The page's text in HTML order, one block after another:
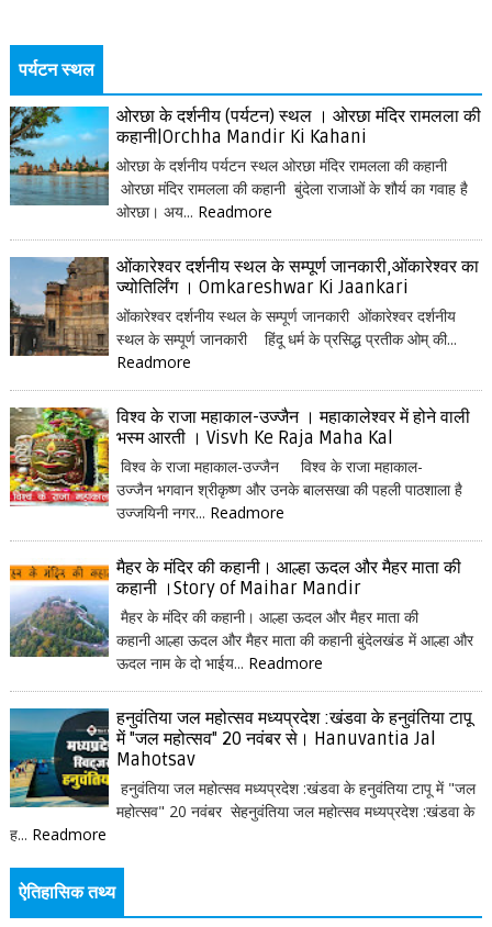
पर्यटन स्थल
ओरछा के दर्शनीय (पर्यटन) स्थल । ओरछा मंदिर रामलला की
कहानी|Orchha Mandir Ki Kahani
ओरछा के दर्शनीय पर्यटन स्थल ओरछा मंदिर रामलला की कहानी
ओरछा मंदिर रामलला की कहानी बुंदेला राजाओं के शौर्य का गवाह है
ओरछा। अय... Readmore
ओंकारेश्वर दर्शनीय स्थल के सम्पूर्ण जानकारी,ओंकारेश्वर का
ज्योतिर्लिंग । Omkareshwar Ki Jaankari
ओंकारेश्वर दर्शनीय स्थल के सम्पूर्ण जानकारी ओंकारेश्वर दर्शनीय
स्थल के सम्पूर्ण जानकारी हिंदू धर्म के प्रसिद्ध प्रतीक ओम् की...
Readmore
विश्व के राजा महाकाल-उज्जैन । महाकालेश्वर में होने वाली
भस्म आरती । Visvh Ke Raja Maha Kal
विश्व के राजा महाकाल-उज्जैन विश्व के राजा महाकाल-
उज्जैन भगवान श्रीकृष्ण और उनके बालसखा की पहली पाठशाला है
उज्जयिनी नगर... Readmore
मैहर के मंदिर की कहानी। आल्हा ऊदल और मैहर माता की
कहानी ।Story of Maihar Mandir
मैहर के मंदिर की कहानी। आल्हा ऊदल और मैहर माता की
कहानी आल्हा ऊदल और मैहर माता की कहानी बुंदेलखंड में आल्हा और
ऊदल नाम के दो भाईय... Readmore
हनुवंतिया जल महोत्सव मध्यप्रदेश :खंडवा के हनुवंतिया टापू
में "जल महोत्सव" 20 नवंबर से। Hanuvantia Jal
Mahotsav
हनुवंतिया जल महोत्सव मध्यप्रदेश :खंडवा के हनुवंतिया टापू में "जल
महोत्सव" 20 नवंबर सेहनुवंतिया जल महोत्सव मध्यप्रदेश :खंडवा के
ह... Readmore
ऐतिहासिक तथ्य